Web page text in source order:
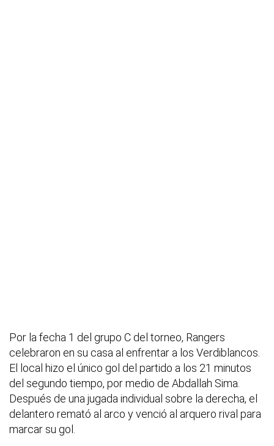
Por la fecha 1 del grupo C del torneo, Rangers
celebraron en su casa al enfrentar a los Verdiblancos.
El local hizo el único gol del partido a los 21 minutos
del segundo tiempo, por medio de Abdallah Sima.
Después de una jugada individual sobre la derecha, el
delantero remató al arco y venció al arquero rival para
marcar su gol.